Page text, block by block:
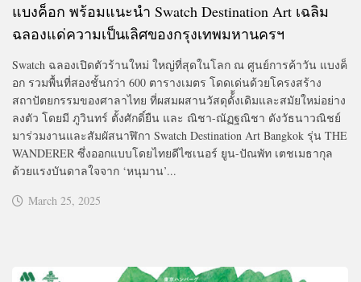
แบงค็อก พร้อมแนะนำ Swatch Destination Art เฉลิม
ฉลองแด่ความเป็นเลิศของกรุงเทพมหานครฯ
Swatch ฉลองเปิดตัวร้านใหม่ ใหญ่ที่สุดในโลก ณ ศูนย์การค้าวัน แบงค็
อก รวมพื้นที่สองชั้นกว่า 600 ตารางเมตร โดดเด่นด้วยโครงสร้าง
สถาปัตยกรรมของศาลาไทย ที่ผสมผสานวัสดุดั้้งเดิมและสมัยใหม่อย่าง
ลงตัว โดยมี ภูวินทร์ ตั้งศักดิ์ยืน และ ณิชา-ณัฏฐณิชา ดังวัธนาวณิชย์
มาร่วมงานและสัมผัสนาฬิกา Swatch Destination Art Bangkok รุ่น THE
WANDERER ซึ่งออกแบบโดยไทยดีไซเนอร์ ยูน-ปัณพัท เตชเมธากุล
ด้วยแรงบันดาลใจจาก ‘หนุมาน’...
March 25, 2025